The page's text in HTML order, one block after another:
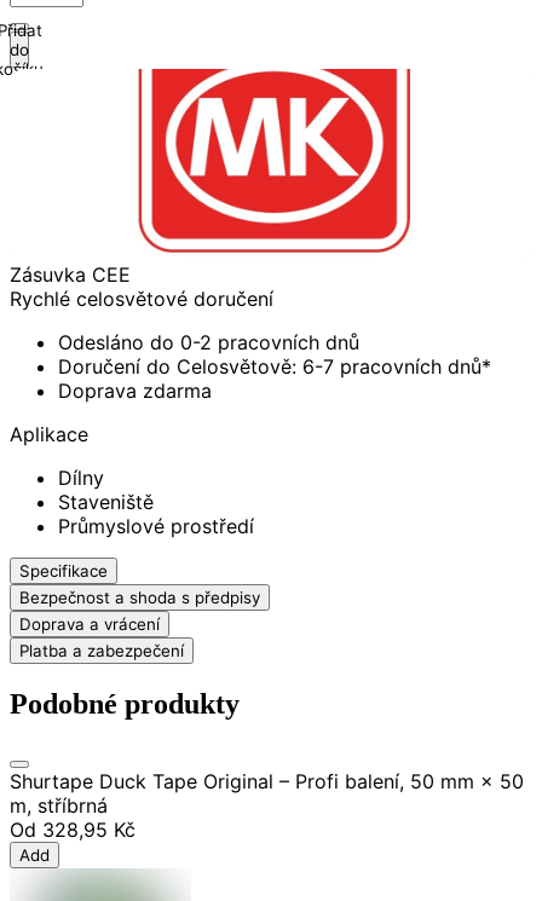
do
Zásuvka CEE
Rychlé celosvětové doručení
Odesláno do 0-2 pracovních dnů
Doručení do Celosvětově: 6-7 pracovních dnů*
Doprava zdarma
Aplikace
Dílny
Staveniště
Průmyslové prostředí
Specifikace
Bezpečnost a shoda s předpisy
Doprava a vrácení
Platba a zabezpečení
Podobné produkty
Shurtape Duck Tape Original – Profi balení, 50 mm × 50
m, stříbrná
Od 328,95 Kč
Add